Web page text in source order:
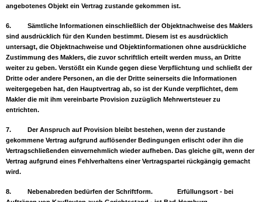
angebotenes Objekt ein Vertrag zustande gekommen ist.
6.
Sämtliche Informationen einschließlich der Objektnachweise des Maklers
sind ausdrücklich für den Kunden bestimmt. Diesem ist es ausdrücklich
untersagt, die Objektnachweise und Objektinformationen ohne ausdrückliche
Zustimmung des Maklers, die zuvor schriftlich erteilt werden muss, an Dritte
weiter zu geben. Verstößt ein Kunde gegen diese Verpflichtung und schließt der
Dritte oder andere Personen, an die der Dritte seinerseits die Informationen
weitergegeben hat, den Hauptvertrag ab, so ist der Kunde verpflichtet, dem
Makler die mit ihm vereinbarte Provision zuzüglich Mehrwertsteuer zu
entrichten.
7.
Der Anspruch auf Provision bleibt bestehen, wenn der zustande
gekommene Vertrag aufgrund auflösender Bedingungen erlischt oder ihn die
Vertragschließenden einvernehmlich wieder aufheben. Das gleiche gilt, wenn der
Vertrag aufgrund eines Fehlverhaltens einer Vertragspartei rückgängig gemacht
wird.
8. Nebenabreden bedürfen der Schriftform.
Erfüllungsort - bei